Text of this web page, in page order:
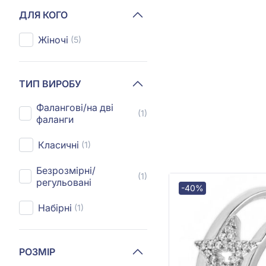
ДЛЯ КОГО
Жіночі (5)
ТИП ВИРОБУ
Фалангові/на дві
фаланги
(1)
Класичні (1)
Безрозмірні/
регульовані
(1)
Набірні (1)
РОЗМІР
-40%